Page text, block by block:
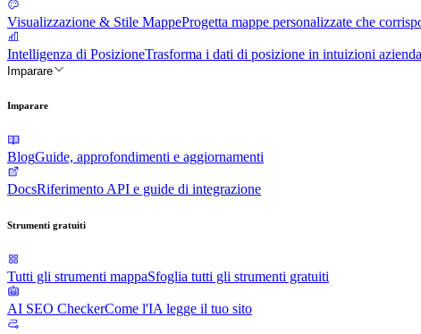
Visualizzazione & Stile MappeProgetta mappe personalizzate che
Intelligenza di PosizioneTrasforma i dati di posizione in intuizioni
Imparare
Imparare
BlogGuide, approfondimenti e aggiornamenti
DocsRiferimento API e guide di integrazione
Strumenti gratuiti
Tutti gli strumenti mappaSfoglia tutti gli strumenti gratuiti
AI SEO CheckerCome l'IA legge il tuo sito